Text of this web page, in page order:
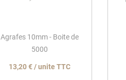
Agrafes 10mm - Boite de
5000
13,20 € / unite TTC